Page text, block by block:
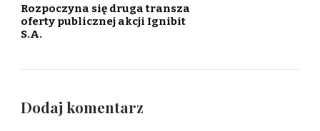
Rozpoczyna się druga transza
oferty publicznej akcji Ignibit
S.A.
Dodaj komentarz